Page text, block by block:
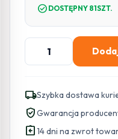
check_circle DOSTĘPNY 81SZT.
ilość
POWER
POE
24V
500mA
local_shippingSzybka dostawa
verified_userGwarancja
assignment_return14 dni na zwrot